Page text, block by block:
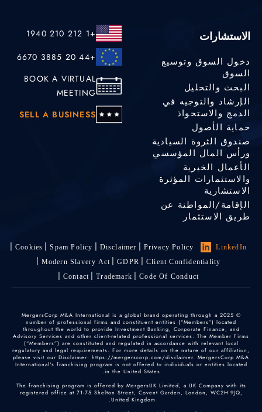
الاستشارات
دخول السوق وتوسيع
السوق
البحث والتحليل
الإرشاد والتوجيه في
الدمج والاستحواذ
حماية الأصول
صندوق الثروة السيادية
ورأس المال المؤسسي
الأعمال الخيرية
والاستثمارات المؤثرة
الاستشارية
الإقامة/المواطنة عن
طريق الاستثمار
+1 212 210 1940
+44 20 3885 6670
BOOK A VIRTUAL
MEETING
SELL A BUSINESS
LinkedIn
Privacy Policy
Disclaimer
Spam Policy
Cookies
Client Confidentiality
GDPR
Modern Slavery Act
Code Of Conduct
Trademark
Contact
© 2025 MergersCorp M&A International is a global brand operating through a
number of professional firms and constituent entities (“Members”) located
throughout the world to provide Investment Banking, Corporate Finance, and
Advisory Services and other client-related professional services. The Member Firms
(“Members”) are constituted and regulated in accordance with relevant local
regulatory and legal requirements. For more details on the nature of our affiliation,
please visit our Disclaimer: https://mergerscorp.com/disclaimer. MergersCorp M&A
International's franchising program is not offered to individuals or entities located
in the United States.
The franchising program is offered by MergersUK Limited, a UK Company with its
registered office at 71-75 Shelton Street, Covent Garden, London, WC2H 9JQ,
United Kingdom.